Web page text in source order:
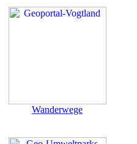
Wanderwege